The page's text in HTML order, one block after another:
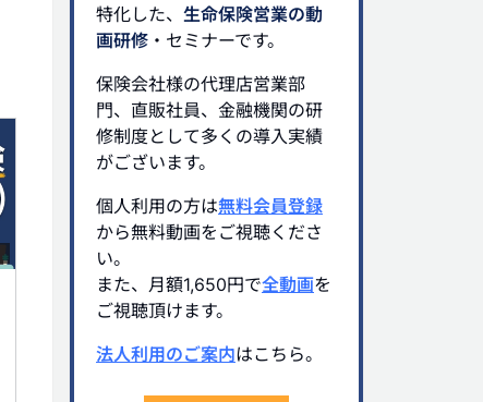
特化した、 生命保険営業の動
画研修 ・セミナーです。
保険会社様の代理店営業部
門、直販社員、金融機関の研
修制度として多くの導入実績
がございます。
個人利用の方は無料会員登録
から無料動画をご視聴くださ
い。
また、月額1,650円で全動画を
ご視聴頂けます。
法人利用のご案内はこちら。